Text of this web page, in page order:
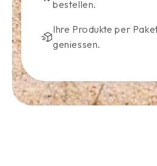
bestellen.
Ihre Produkte per
geniessen.